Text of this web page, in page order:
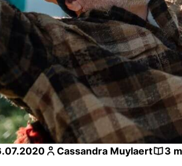
Cassandra Muylaert 3